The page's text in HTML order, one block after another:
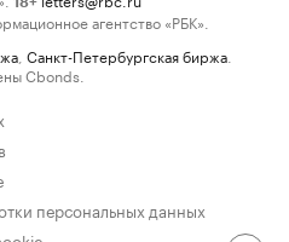
агентство «РБК».
Санкт-Петербургская биржа
Cbonds.
персональных данных